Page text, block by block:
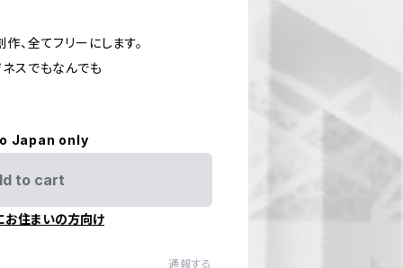
、全てフリーにします。
スでもなんでも
Japan only
to cart
お住まいの方向け
通報する